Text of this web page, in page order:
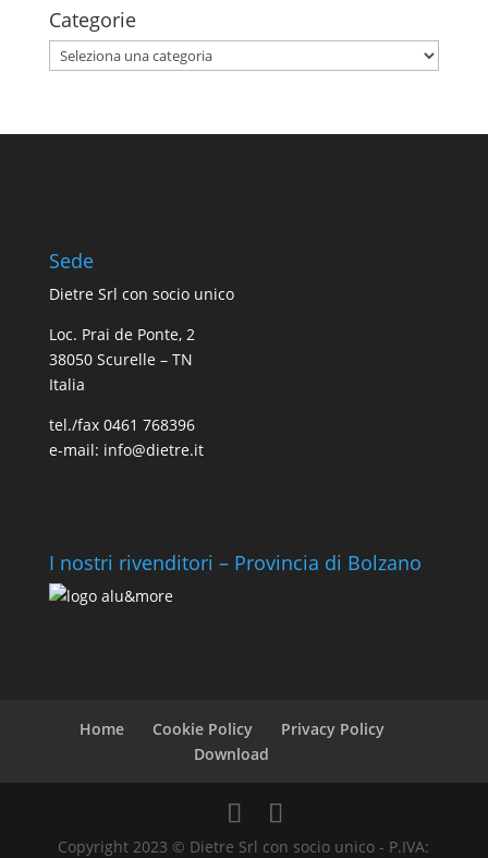
Categorie
Categorie
Sede
Dietre Srl con socio unico
Loc. Prai de Ponte, 2
38050 Scurelle – TN
Italia
tel./fax 0461 768396
e-mail: info@dietre.it
I nostri rivenditori – Provincia di Bolzano
Home Cookie Policy
Privacy Policy
Download
Copyright 2023 © Dietre Srl con socio unico - P.IVA: